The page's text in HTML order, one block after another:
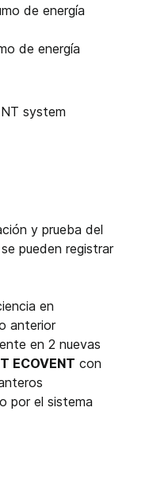
de energía
de energía
y prueba del
pueden registrar
en
anterior
en 2 nuevas
ECOVENT con
por el sistema